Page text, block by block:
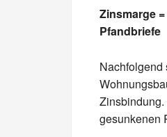
Zinsmarge
Pfandbriefe
Nachfolgend
Zinsbindung.
gesunkenen